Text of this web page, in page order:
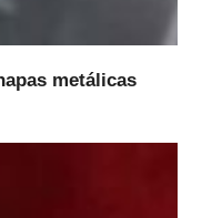
metálicas